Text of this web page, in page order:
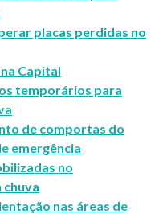
placas perdidas no
Capital
temporários para
de comportas do
emergência
no
nas áreas de